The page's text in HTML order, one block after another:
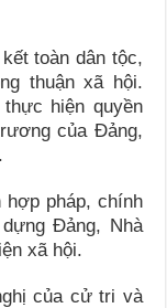
toàn dân tộc,
thuận xã hội.
hiện quyền
của Đảng,
.
pháp, chính
Đảng, Nhà
xã hội.
của cử tri và